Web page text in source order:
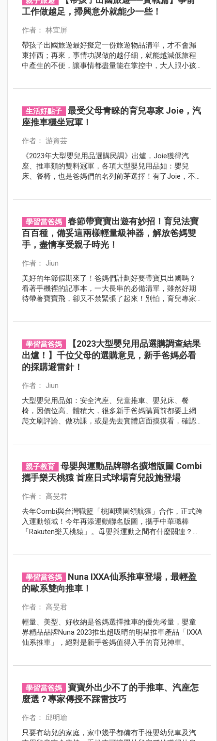
工作做越足，掃興意外就能少一些！
作者： 林宜屏
帶孩子出國旅遊最好擬定一份旅遊物品清單，才不會漏
東掉西；再來，事情功課做的越仔細，就能越減低旅程
中產生的不便，讓事情都盡量能在掌控中，大人跟小孩
生活好點子
最受父母青睞的育兒專家 Joie，汽
座推車穩坐冠軍！
作者： 游資芸
《2023年大型嬰兒用品選購民調》出爐，Joie獲得汽
座、推車類的雙料冠軍，各項大型嬰兒用品如：嬰兒
床、餐椅，也是爸媽們的名列前茅選擇！有了Joie，不管
學習當爸媽
春節帶寶寶出遊有妙招！育兒法寶
百百種，備妥這兩樣輕量級神器，解放爸媽雙
手，盡情享受親子時光！
作者： Jiun
美好的年節假期來了！爸媽們計劃好要帶寶貝出國嗎？
看著手機裡的記事本，一大長串的必備清單，雖然好期
待帶著寶寶飛，卻又不禁緊張了起來！別怕，育兒專家
學習當爸媽
【2023大型嬰兒用品選購調查結果
出爐！】千位父母的選購意見，新手爸媽必看
的採購避雷針！
作者： Jiun
大型嬰兒用品如：安全汽座、兒童推車、嬰兒床、餐
椅，因價位高、體積大，很多新手爸媽購買前都要上網
爬文刷評論、做功課，或是先去實體店面摸摸看，確認
親子教育
母嬰與運動品牌聯名擴增版圖 Combi
攜手樂天桃猿 首座日式球場育兒設施登場
作者： 高旻君
去年Combi與台灣職籃「桃園璞園領航猿」合作，正式跨
入運動領域！今年再添運動聯名版圖，攜手中華職棒
「Rakuten樂天桃猿」。母嬰與運動之間有什麼關連？為
學習當爸媽
Nuna IXXA仙系推車登場，最輕盈
的歐系雙向推車！
作者： 高旻君
輕量、美型、好收納是爸媽選擇推車的優先考量，嬰童
界精品品牌Nuna 2023推出超吸晴的明星推車產品「IXXA
仙系推車」，絕對是新手爸媽值得入手的育兒神車。
學習當爸媽
寶寶外出少不了的手推車、汽座怎
麼選？專家傳授不踩雷技巧
作者： 邱明瑜
只要有幼兒的家庭，家中幾乎都備有手推嬰幼兒車及汽